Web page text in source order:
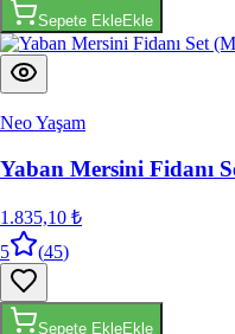
Sepete EkleEkle
Neo Yaşam
Yaban Mersini Fidanı
1.835,10 ₺
5
(45)
Sepete EkleEkle